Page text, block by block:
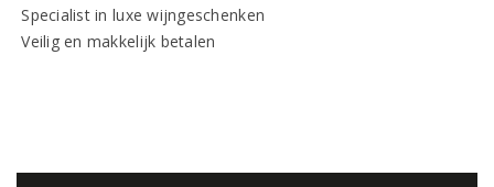
Specialist in luxe wijngeschenken
Veilig en makkelijk betalen